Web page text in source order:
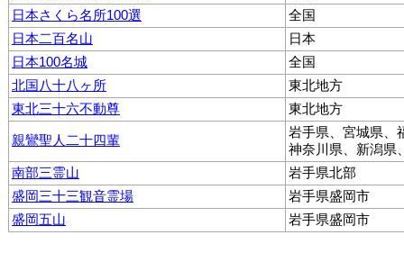
日本さくら名所100選
全国
日本二百名山
日本
日本100名城
全国
北国八十八ヶ所
東北地方
東北三十六不動尊
東北地方
親鸞聖人二十四輩
岩手県、宮城県、
神奈川県、新潟県
南部三霊山
岩手県北部
盛岡三十三観音霊場
岩手県盛岡市
盛岡五山
岩手県盛岡市